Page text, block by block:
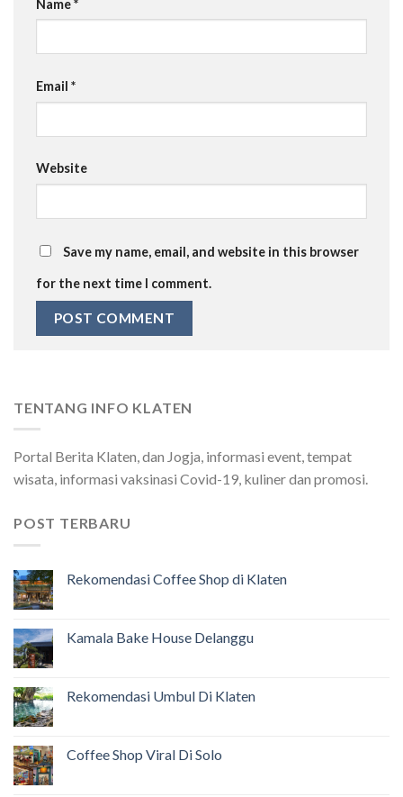
Name*
Email *
Website
Save my name, email, and website in this browser
for the next time I comment.
TENTANG INFO KLATEN
Portal Berita Klaten, dan Jogja, informasi event, tempat
wisata, informasi vaksinasi Covid-19, kuliner dan promosi.
POST TERBARU
Rekomendasi Coffee Shop di Klaten
Kamala Bake House Delanggu
Rekomendasi Umbul Di Klaten
Coffee Shop Viral Di Solo